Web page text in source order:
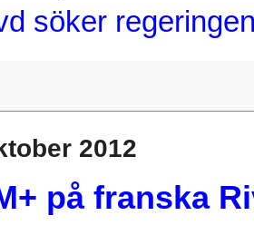
söker
2012
på franska